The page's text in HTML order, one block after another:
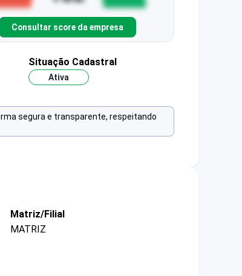
Consultar score da empresa
Situação Cadastral
Ativa
segura e transparente, respeitando
Matriz/Filial
MATRIZ